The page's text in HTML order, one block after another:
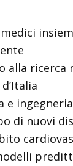
alla ricerca
e
di nuovi